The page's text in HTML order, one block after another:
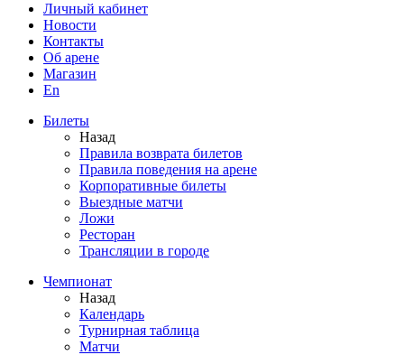
Личный кабинет
Новости
Контакты
Об арене
Магазин
En
Билеты
Назад
Правила возврата билетов
Правила поведения на арене
Корпоративные билеты
Выездные матчи
Ложи
Ресторан
Трансляции в городе
Чемпионат
Назад
Календарь
Турнирная таблица
Матчи